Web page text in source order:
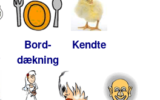
Bord-
dækning
Kendte